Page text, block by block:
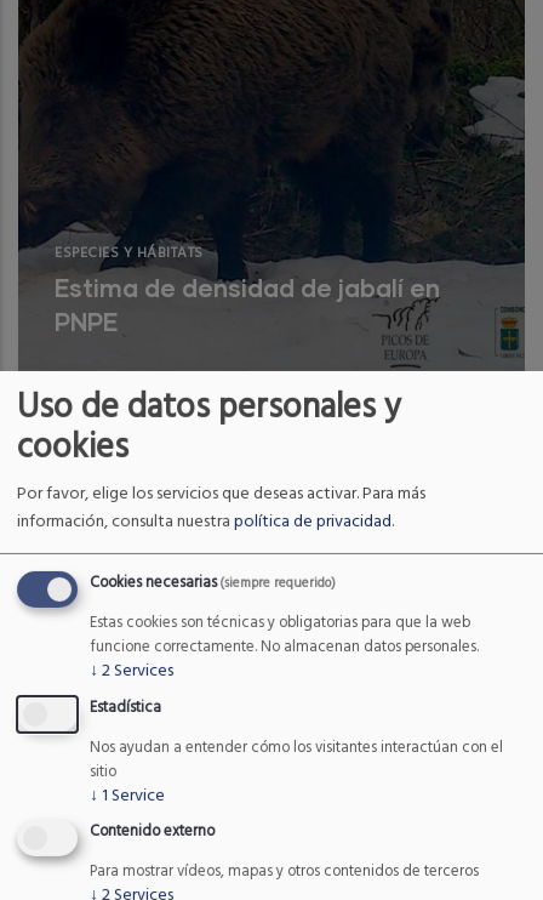
ESPECIES Y HÁBITATS
Estima de densidad de jabalí en
PNPE
El proyecto se llevó a cabo en el Parque
Nacional de los Picos de Europa (PNPE) en
los años 2017 y 2018.
Uso de datos personales y
cookies
Por favor, elige los servicios que deseas activar.Para más
información, consulta nuestrapolítica de privacidad.
Cookies necesarias(siempre requerido)
Estas cookies son técnicas y obligatorias para que la web
funcione correctamente. No almacenan datos personales.
↓ 2Services
Estadística
Nos ayudan a entender cómo los visitantes interactúan con el
sitio
↓ 1 Service
Contenido externo
Para mostrar vídeos, mapas y otros contenidos de terceros